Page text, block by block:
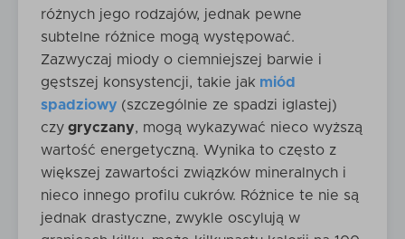
różnych jego rodzajów, jednak pewne
subtelne różnice mogą występować.
Zazwyczaj miody o ciemniejszej barwie i
gęstszej konsystencji, takie jak miód
spadziowy (szczególnie ze spadzi iglastej)
czy gryczany, mogą wykazywać nieco wyższą
wartość energetyczną. Wynika to często z
większej zawartości związków mineralnych i
nieco innego profilu cukrów. Różnice te nie są
jednak drastyczne, zwykle oscylują w